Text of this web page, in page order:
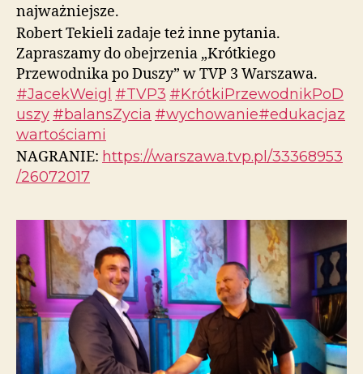
najważniejsze.
Robert Tekieli zadaje też inne pytania.
Zapraszamy do obejrzenia „Krótkiego
Przewodnika po Duszy” w TVP 3 Warszawa.
#JacekWeigl #TVP3 #KrótkiPrzewodnikPoD
uszy #balansZycia #wychowanie#edukacjaz
wartościami
NAGRANIE: https://warszawa.tvp.pl/33368953
/26072017